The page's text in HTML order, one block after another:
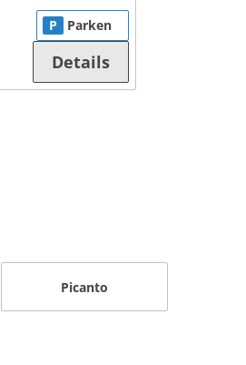
P Parken
Details
Picanto